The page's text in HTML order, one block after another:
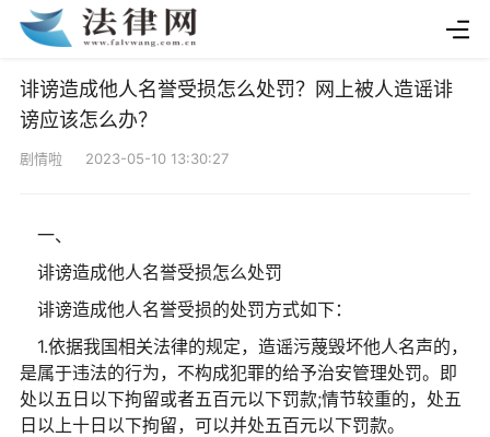
诽谤造成他人名誉受损怎么处罚？网上被人造谣诽
谤应该怎么办？
剧情啦 2023-05-10 13:30:27
一、
诽谤造成他人名誉受损怎么处罚
诽谤造成他人名誉受损的处罚方式如下：
1.依据我国相关法律的规定，造谣污蔑毁坏他人名声的，
是属于违法的行为，不构成犯罪的给予治安管理处罚。即
处以五日以下拘留或者五百元以下罚款;情节较重的，处五
日以上十日以下拘留，可以并处五百元以下罚款。